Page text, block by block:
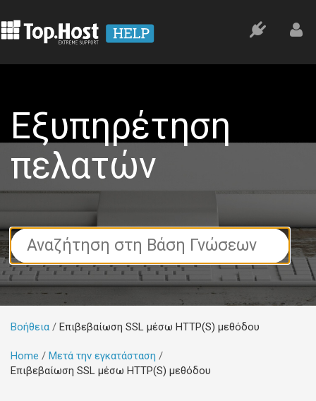
Εξυπηρέτηση
πελατών
Search
For
Βοήθεια Επιβεβαίωση SSL μέσω HTTP(S) μεθόδου
Home
Μετά την εγκατάσταση
Επιβεβαίωση SSL μέσω HTTP(S) μεθόδου